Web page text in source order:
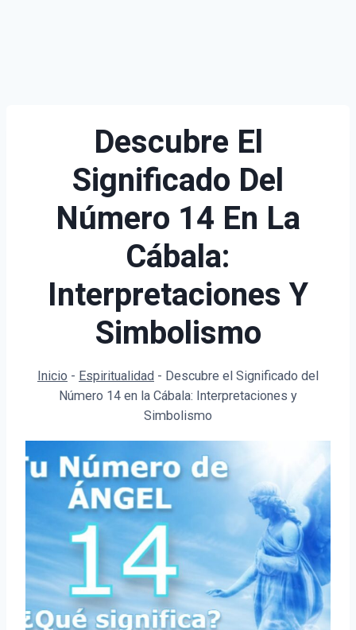
Descubre El
Significado Del
Número 14 En La
Cábala:
Interpretaciones Y
Simbolismo
Inicio - Espiritualidad - Descubre el Significado del
Número 14 en la Cábala: Interpretaciones y
Simbolismo